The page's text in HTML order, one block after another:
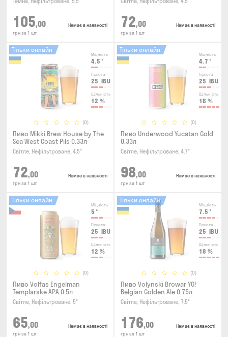
105,00
грн за 1 шт
Немає в наявності 72,00
грн за 1 шт
Немає в наявності
Міцність
4.5 °
Гіркота
25 IBU
Щільність
12 %
(0)
Тільки онлайн
Пиво Mikki Brew House by The
Sea West Coast Pils 0.33л
Світле, Нефільтроване, 4.5°
72,00
грн за 1 шт
Немає в наявності
Міцність
4.7 °
Гіркота
25 IBU
Щільність
16 %
(0)
Тільки онлайн
Пиво Underwood Yucatan Gold
0.33л
Світле, Нефільтроване, 4.7°
98,00
грн за 1 шт
Немає в наявності
Міцність
5 °
Гіркота
25 IBU
Щільність
12 %
(0)
Тільки онлайн
Пиво Volfas Engelman
Templarske АPA 0.5л
Світле, Нефільтроване, 5°
65,00
грн за 1 шт
Немає в наявності
Міцність
7.5 °
Гіркота
25 IBU
Щільність
18 %
(0)
Тільки онлайн
Пиво Volynski Browar YO!
Belgian Golden Ale 0.75л
Світле, Нефільтроване, 7.5°
176,00
грн за 1 шт
Немає в наявності